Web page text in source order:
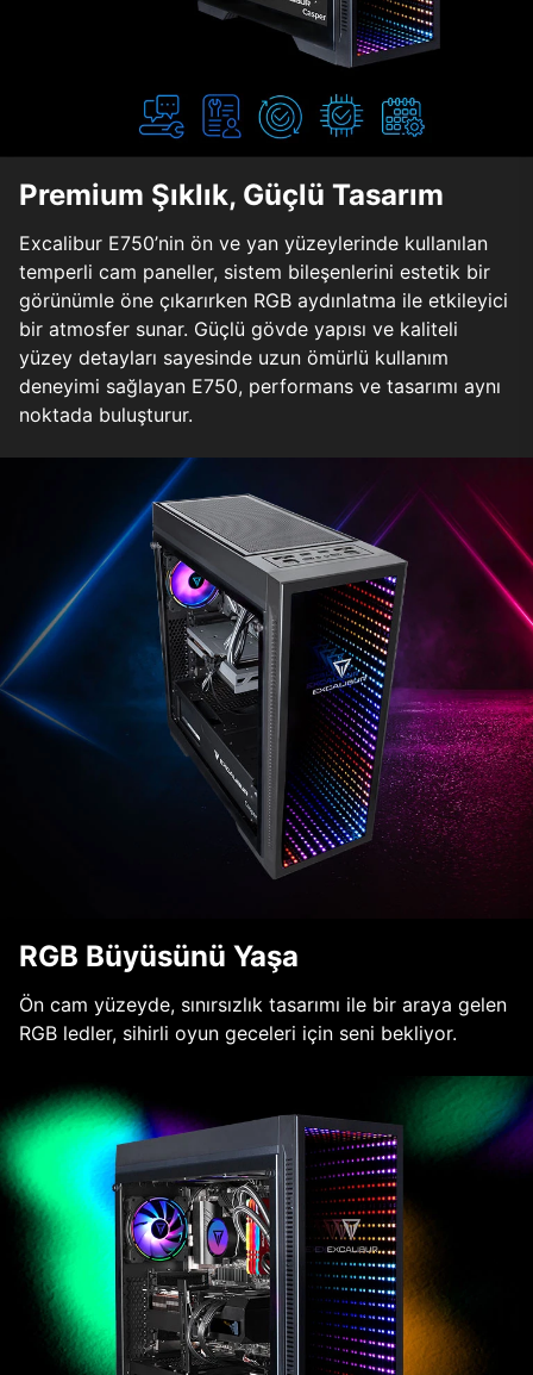
Premium Şıklık, Güçlü Tasarım
Excalibur E750’nin ön ve yan yüzeylerinde kullanılan
temperli cam paneller, sistem bileşenlerini estetik bir
görünümle öne çıkarırken RGB aydınlatma ile etkileyici
bir atmosfer sunar. Güçlü gövde yapısı ve kaliteli
yüzey detayları sayesinde uzun ömürlü kullanım
deneyimi sağlayan E750, performans ve tasarımı aynı
noktada buluşturur.
RGB Büyüsünü Yaşa
Ön cam yüzeyde, sınırsızlık tasarımı ile bir araya gelen
RGB ledler, sihirli oyun geceleri için seni bekliyor.